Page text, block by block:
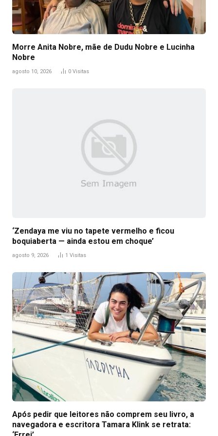
Morre Anita Nobre, mãe de Dudu Nobre e Lucinha
Nobre
agosto 10, 2026 0 Visitas
‘Zendaya me viu no tapete vermelho e ficou
boquiaberta — ainda estou em choque’
agosto 9, 2026 1 Visitas
Após pedir que leitores não comprem seu livro, a
navegadora e escritora Tamara Klink se retrata: